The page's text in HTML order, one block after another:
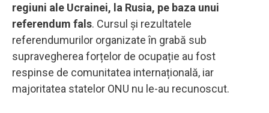
regiuni ale Ucrainei, la Rusia, pe baza unui
referendum fals. Cursul și rezultatele
referendumurilor organizate în grabă sub
supravegherea forțelor de ocupație au fost
respinse de comunitatea internațională, iar
majoritatea statelor ONU nu le-au recunoscut.